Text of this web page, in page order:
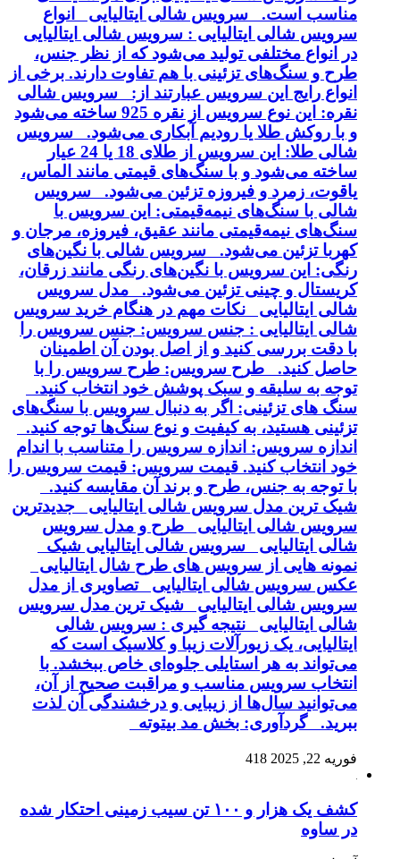
مناسب است. سرویس شالی ایتالیایی انواع
سرویس شالی ایتالیایی : سرویس شالی ایتالیایی
در انواع مختلفی تولید می‌شود که از نظر جنس،
طرح و سنگ‌های تزئینی با هم تفاوت دارند. برخی از
انواع رایج این سرویس عبارتند از: سرویس شالی
نقره: این نوع سرویس از نقره 925 ساخته می‌شود
و با روکش طلا یا رودیم آبکاری می‌شود. سرویس
شالی طلا: این سرویس از طلای 18 یا 24 عیار
ساخته می‌شود و با سنگ‌های قیمتی مانند الماس،
یاقوت، زمرد و فیروزه تزئین می‌شود. سرویس
شالی با سنگ‌های نیمه‌قیمتی: این سرویس با
سنگ‌های نیمه‌قیمتی مانند عقیق، فیروزه، مرجان و
کهربا تزئین می‌شود. سرویس شالی با نگین‌های
رنگی: این سرویس با نگین‌های رنگی مانند زرقان،
کریستال و چینی تزئین می‌شود. مدل سرویس
شالی ایتالیایی نکات مهم در هنگام خرید سرویس
شالی ایتالیایی : جنس سرویس: جنس سرویس را
با دقت بررسی کنید و از اصل بودن آن اطمینان
حاصل کنید. طرح سرویس: طرح سرویس را با
توجه به سلیقه و سبک پوشش خود انتخاب کنید.
سنگ های تزئینی: اگر به دنبال سرویس با سنگ‌های
تزئینی هستید، به کیفیت و نوع سنگ‌ها توجه کنید.
اندازه سرویس: اندازه سرویس را متناسب با اندام
خود انتخاب کنید. قیمت سرویس: قیمت سرویس را
با توجه به جنس، طرح و برند آن مقایسه کنید.
شیک ترین مدل سرویس شالی ایتالیایی جدیدترین
سرویس شالی ایتالیایی طرح و مدل سرویس
شالی ایتالیایی سرویس شالی ایتالیایی شیک
نمونه هایی از سرویس های طرح شال ایتالیایی
عکس سرویس شالی ایتالیایی تصاویری از مدل
سرویس شالی ایتالیایی شیک ترین مدل سرویس
شالی ایتالیایی نتیجه گیری : سرویس شالی
ایتالیایی، یک زیورآلات زیبا و کلاسیک است که
می‌تواند به هر استایلی جلوه‌ای خاص ببخشد. با
انتخاب سرویس مناسب و مراقبت صحیح از آن،
می‌توانید سال‌ها از زیبایی و درخشندگی آن لذت
ببرید. گردآوری: بخش مد بیتوته
فوریه 22, 2025 418
کشف یک هزار و ۱۰۰ تن سیب زمینی احتکار شده
در ساوه